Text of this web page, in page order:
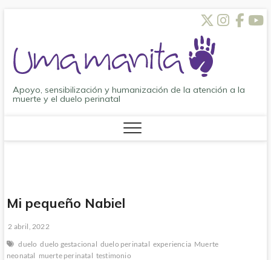
contenido
Apoyo, sensibilización y humanización de la atención a la
muerte y el duelo perinatal
Mi pequeño Nabiel
2 abril, 2022
duelo duelo gestacional duelo perinatal experiencia Muerte
neonatal muerte perinatal testimonio